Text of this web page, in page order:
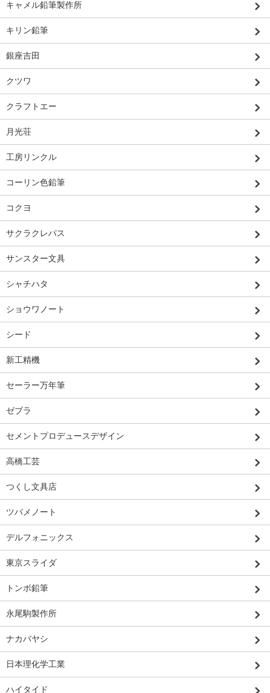
キャメル鉛筆製作所
キリン鉛筆
銀座吉田
クツワ
クラフトエー
月光荘
工房リンクル
コーリン色鉛筆
コクヨ
サクラクレパス
サンスター文具
シャチハタ
ショウワノート
シード
新工精機
セーラー万年筆
ゼブラ
セメントプロデュースデザイン
高橋工芸
つくし文具店
ツバメノート
デルフォニックス
東京スライダ
トンボ鉛筆
永尾駒製作所
ナカバヤシ
日本理化学工業
ハイタイド